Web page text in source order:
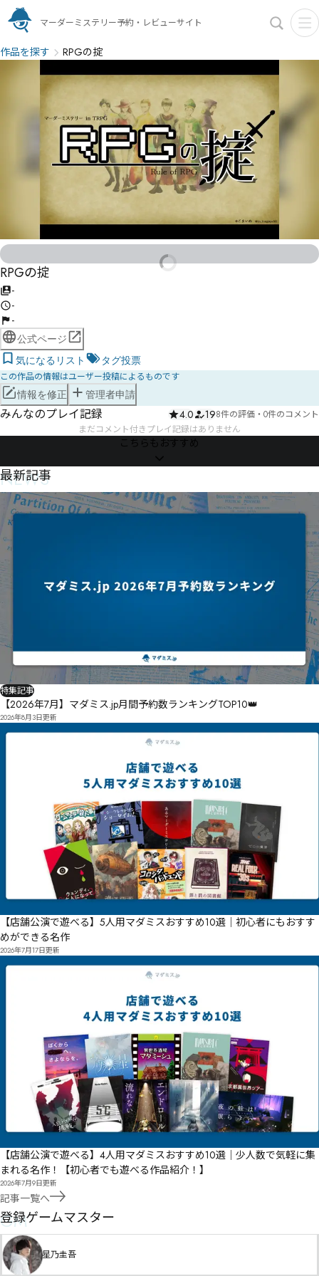
マーダーミステリー予約・レビューサイト
作品を探す RPGの掟
RPGの掟
-
-
-
公式ページ
気になるリスト
タグ投票
この作品の情報はユーザー投稿によるものです
情報を修正 管理者申請
みんなのプレイ記録 4.0 198件の評価 ・ 0件のコメント
まだコメント付きプレイ記録はありません
こちらもおすすめ
NEWS
最新記事
特集記事
【2026年7月】マダミス.jp月間予約数ランキングTOP10👑
2026年8月3日更新
【店舗公演で遊べる】5人用マダミスおすすめ10選｜初心者にもおすす
めができる名作
2026年7月17日更新
【店舗公演で遊べる】4人用マダミスおすすめ10選｜少人数で気軽に集
まれる名作！【初心者でも遊べる作品紹介！】
2026年7月9日更新
記事一覧へ
GM
登録ゲームマスター
星乃圭吾